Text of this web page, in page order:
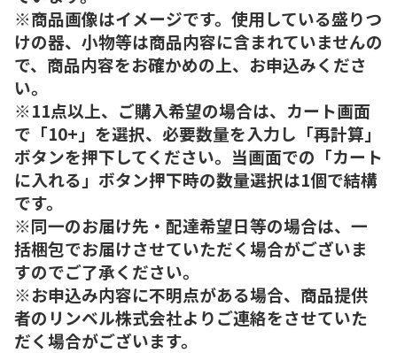
※商品画像はイメージです。使用している盛りつ
けの器、小物等は商品内容に含まれていませんの
で、商品内容をお確かめの上、お申込みくださ
い。
※11点以上、ご購入希望の場合は、カート画面
で「10+」を選択、必要数量を入力し「再計算」
ボタンを押下してください。当画面での「カート
に入れる」ボタン押下時の数量選択は1個で結構
です。
※同一のお届け先・配達希望日等の場合は、一
括梱包でお届けさせていただく場合がございま
すのでご了承ください。
※お申込み内容に不明点がある場合、商品提供
者のリンベル株式会社よりご連絡をさせていた
だく場合がございます。